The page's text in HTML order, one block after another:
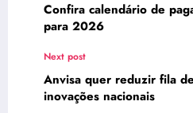
Confira calendário de
para 2026
Next post
Anvisa quer reduzir fila
inovações nacionais